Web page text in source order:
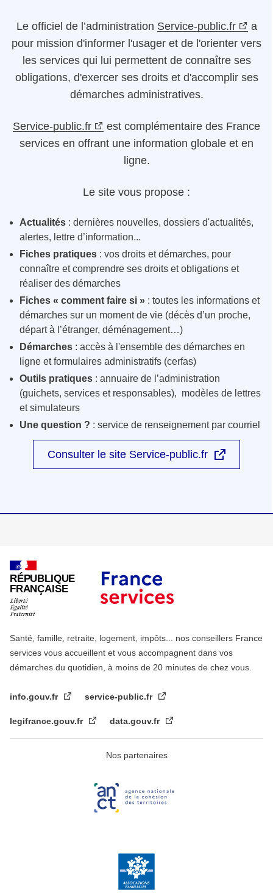
Le officiel de l’administration Service-public.fr
a
pour mission d'informer l'usager et de l'orienter vers
les services qui lui permettent de connaître ses
obligations, d'exercer ses droits et d'accomplir ses
démarches administratives.
Service-public.fr
est complémentaire des France
services en offrant une information globale et en
ligne.
Le site vous propose :
Actualités : dernières nouvelles, dossiers d'actualités,
alertes, lettre d’information...
Fiches pratiques : vos droits et démarches, pour
connaître et comprendre ses droits et obligations et
réaliser des démarches
Fiches « comment faire si » : toutes les informations et
démarches sur un moment de vie (décès d’un proche,
départ à l’étranger, déménagement…)
Démarches : accès à l'ensemble des démarches en
ligne et formulaires administratifs (cerfas)
Outils pratiques : annuaire de l’administration
(guichets, services et responsables), modèles de lettres
et simulateurs
Une question ? : service de renseignement par courriel
Consulter le site Service-public.fr
RÉPUBLIQUE
FRANÇAISE
Santé, famille, retraite, logement, impôts... nos conseillers France
services vous accueillent et vous accompagnent dans vos
démarches du quotidien, à moins de 20 minutes de chez vous.
info.gouv.fr service-public.fr
legifrance.gouv.fr data.gouv.fr
Nos partenaires